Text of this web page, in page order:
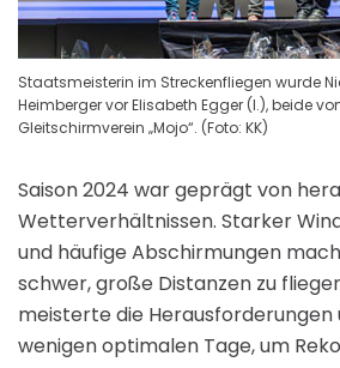
Staatsmeisterin im Streckenfliegen wurde
Heimberger vor Elisabeth Egger (l.), beide
Gleitschirmverein „Mojo“. (Foto: KK)
Saison 2024 war geprägt von
Wetterverhältnissen. Starker
und häufige Abschirmungen
schwer, große Distanzen zu
meisterte die Herausforderungen
wenigen optimalen Tage, um